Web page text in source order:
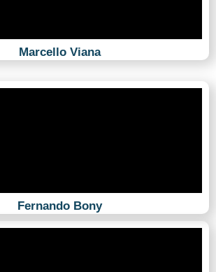
Marcello Viana
Fernando Bony